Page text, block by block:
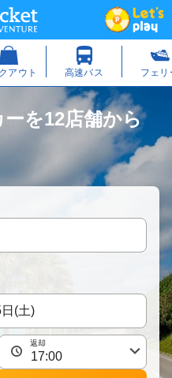
を12店舗から
返却